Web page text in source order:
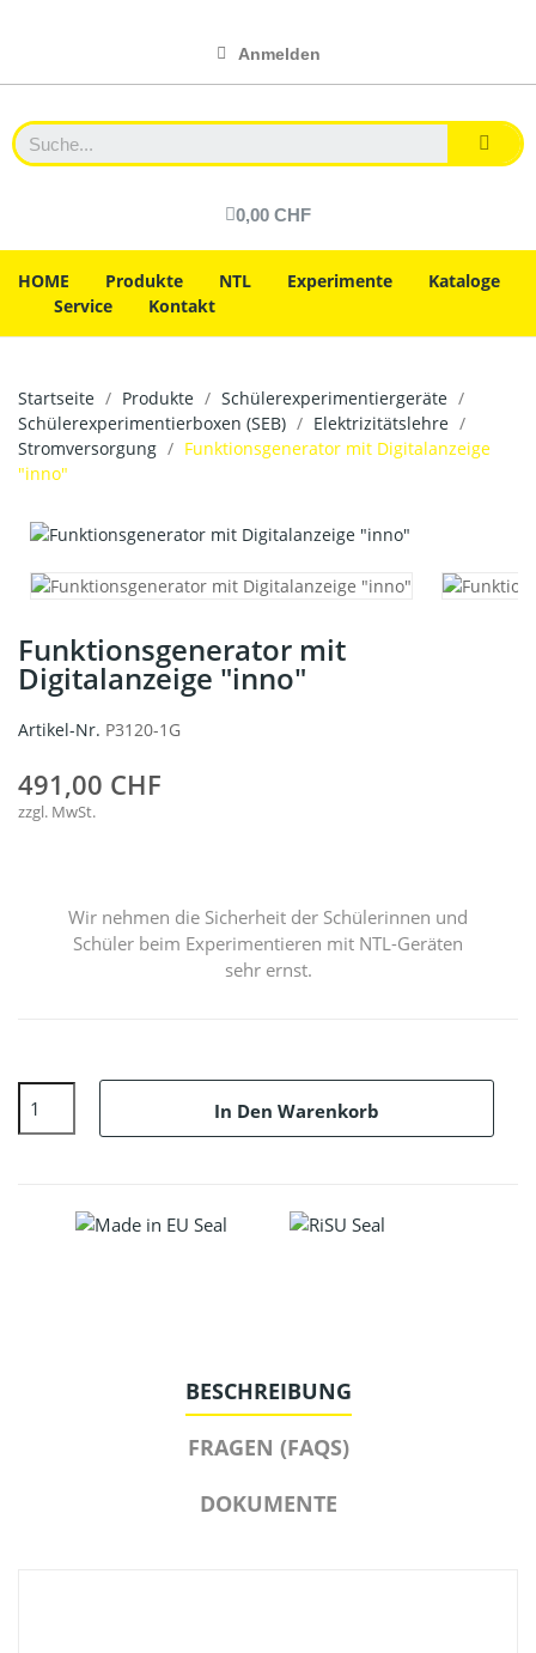
Anmelden
0,00 CHF
HOME Produkte NTL Experimente
Kataloge
Service
Kontakt
Startseite Produkte
Schülerexperimentiergeräte
Schülerexperimentierboxen (SEB)
Elektrizitätslehre
Stromversorgung
Funktionsgenerator mit Digitalanzeige
"inno"
Funktionsgenerator mit
Digitalanzeige "inno"
Artikel-Nr. P3120-1G
491,00 CHF
zzgl. MwSt.
Wir nehmen die Sicherheit der Schülerinnen und
Schüler beim Experimentieren mit NTL-Geräten
sehr ernst.
In Den Warenkorb
BESCHREIBUNG
FRAGEN (FAQS)
DOKUMENTE